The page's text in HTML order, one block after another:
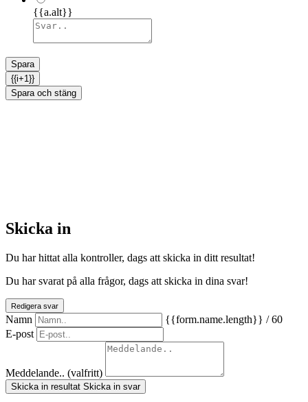
{{a.alt}}
Spara
{{i+1}}
Spara och stäng
Skicka in
Du har hittat alla kontroller, dags att skicka in ditt resultat!
Du har svarat på alla frågor, dags att skicka in dina svar!
Redigera svar
Namn
{{form.name.length}} / 60
E-post
Meddelande.. (valfritt)
Skicka in resultat Skicka in svar